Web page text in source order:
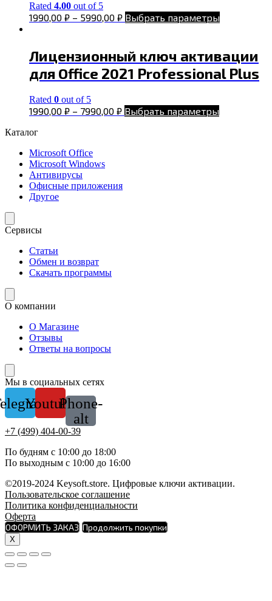
Rated 4.00 out of 5
1990,00 ₽ – 5990,00 ₽ Выбрать параметры
Лицензионный ключ активации
для Office 2021 Professional Plus
Rated 0 out of 5
1990,00 ₽ – 7990,00 ₽ Выбрать параметры
Каталог
Microsoft Office
Microsoft Windows
Антивирусы
Офисные приложения
Другое
Сервисы
Статьи
Обмен и возврат
Скачать программы
О компании
О Магазине
Отзывы
Ответы на вопросы
Мы в социальных сетях
YoutubePhone-
alt
+7 (499) 404-00-39
По будням с 10:00 до 18:00
По выходным с 10:00 до 16:00
©2019-2024 Keysoft.store. Цифровые ключи активации.
Пользовательское соглашение
Политика конфиденциальности
Оферта
ОФОРМИТЬ ЗАКАЗ Продолжить покупки
X